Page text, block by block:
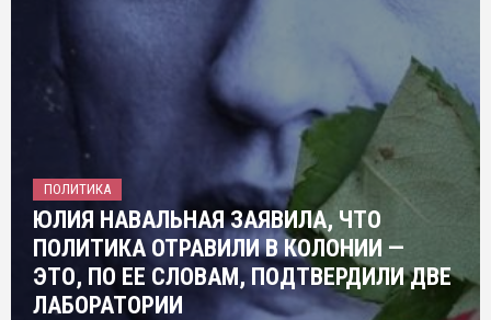
ПОЛИТИКА
ЮЛИЯ НАВАЛЬНАЯ ЗАЯВИЛА, ЧТО
ПОЛИТИКА ОТРАВИЛИ В КОЛОНИИ —
ЭТО, ПО ЕЕ СЛОВАМ, ПОДТВЕРДИЛИ ДВЕ
ЛАБОРАТОРИИ